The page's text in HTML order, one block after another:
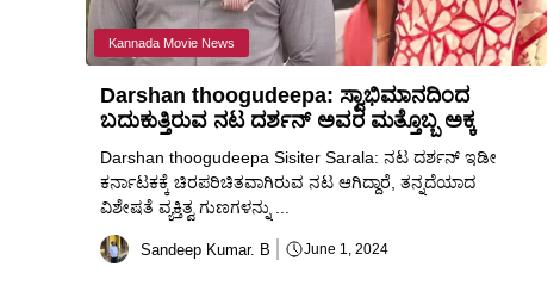
Kannada Movie News
Darshan thoogudeepa: ಸ್ವಾಭಿಮಾನದಿಂದ
ಬದುಕುತ್ತಿರುವ ನಟ ದರ್ಶನ್ ಅವರ ಮತ್ತೊಬ್ಬ ಅಕ್ಕ
Darshan thoogudeepa Sisiter Sarala: ನಟ ದರ್ಶನ್ ಇಡೀ
ಕರ್ನಾಟಕಕ್ಕೆ ಚಿರಪರಿಚಿತವಾಗಿರುವ ನಟ ಆಗಿದ್ದಾರೆ, ತನ್ನದೆಯಾದ
ವಿಶೇಷತೆ ವ್ಯಕ್ತಿತ್ವ ಗುಣಗಳನ್ನು ...
Sandeep Kumar. B June 1, 2024